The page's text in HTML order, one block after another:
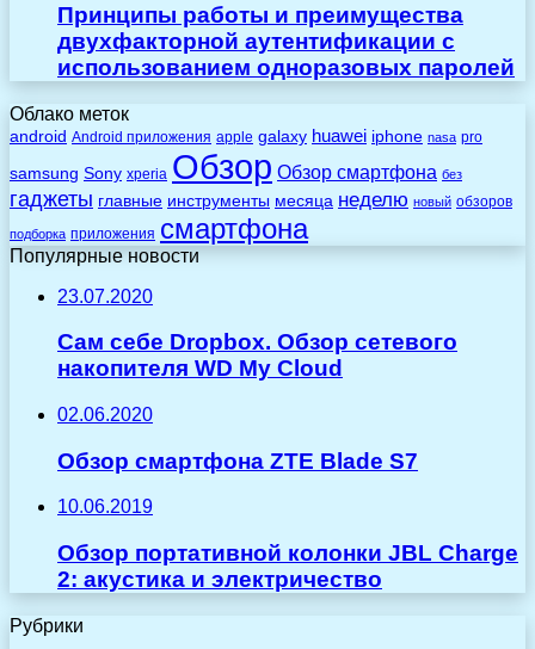
Принципы работы и преимущества
двухфакторной аутентификации с
использованием одноразовых паролей
Облако меток
android Android приложения apple galaxy huawei iphone nasa pro
samsung Sony xperia Обзор Обзор смартфона без
гаджеты главные инструменты месяца неделю новый обзоров
подборка приложения смартфона
Популярные новости
23.07.2020
Сам себе Dropbox. Обзор сетевого
накопителя WD My Cloud
02.06.2020
Обзор смартфона ZTE Blade S7
10.06.2019
Обзор портативной колонки JBL Charge
2: акустика и электричество
Рубрики